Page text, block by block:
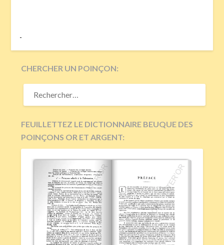
-
CHERCHER UN POINÇON:
RECHERCHER :
FEUILLETTEZ LE DICTIONNAIRE BEUQUE DES
POINÇONS OR ET ARGENT: